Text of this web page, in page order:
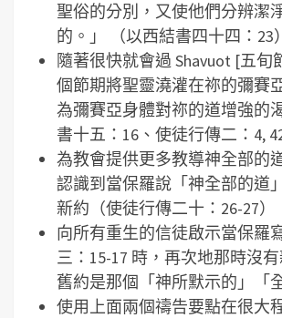
聖俗的分別，又使他們分辨潔
的。」 （以西結書四十四：23）
隨著很快就會過 Shavuot [五旬
個節期將聖靈澆灌在祢的彌賽
為彌賽亞身體對祢的道增強的
書十五：16、使徒行傳二：4,
為教會提供更多教導神全部的
認識到當保羅說「神全部的道
新約（使徒行傳二十：26-27）
向所有重生的信徒啟示當保羅
三：15-17 時，再次地那時沒
舊約是那個「神所默示的」「
使用上面兩個禱告要點在很大